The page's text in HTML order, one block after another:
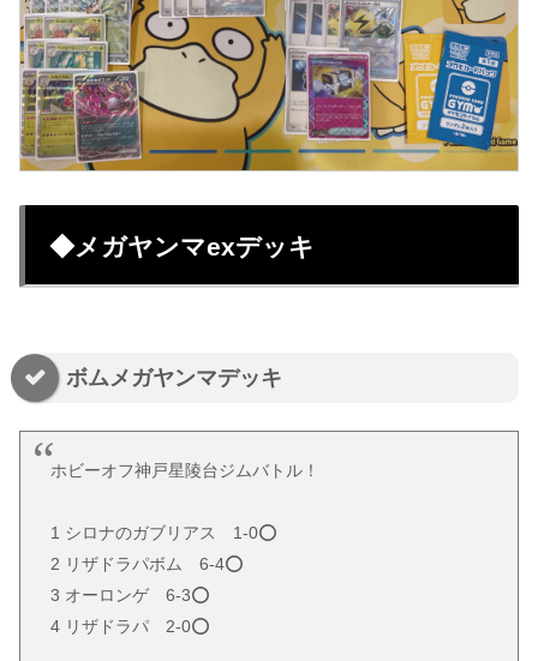
◆メガヤンマexデッキ
ボムメガヤンマデッキ
ホビーオフ神戸星陵台ジムバトル！
1 シロナのガブリアス 1-0⭕️
2 リザドラパボム 6-4⭕️
3 オーロンゲ 6-3⭕️
4 リザドラパ 2-0⭕️